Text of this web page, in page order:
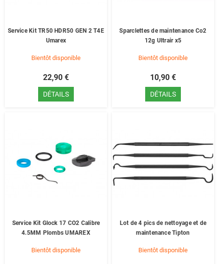
Service Kit TR50 HDR50 GEN 2 T4E
Umarex
Bientôt disponible
22,90 €
DÉTAILS
Sparclettes de maintenance Co2
12g Ultrair x5
Bientôt disponible
10,90 €
DÉTAILS
Service Kit Glock 17 CO2 Calibre
4.5MM Plombs UMAREX
Bientôt disponible
Lot de 4 pics de nettoyage et de
maintenance Tipton
Bientôt disponible